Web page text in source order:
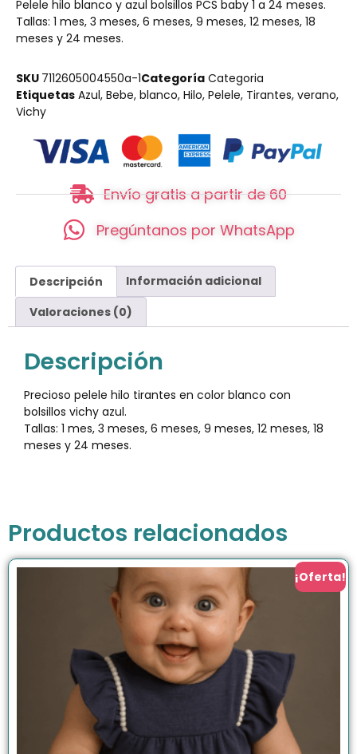
Pelele hilo blanco y azul bolsillos PCS baby 1 a 24 meses.
Tallas: 1 mes, 3 meses, 6 meses, 9 meses, 12 meses, 18
meses y 24 meses.
SKU 7112605004550a-1Categoría Categoria
Etiquetas Azul, Bebe, blanco, Hilo, Pelele, Tirantes, verano,
Vichy
Envío gratis a partir de 60
Pregúntanos por WhatsApp
Descripción
Información adicional
Valoraciones (0)
Descripción
Precioso pelele hilo tirantes en color blanco con
bolsillos vichy azul.
Tallas: 1 mes, 3 meses, 6 meses, 9 meses, 12 meses, 18
meses y 24 meses.
Productos relacionados
¡Oferta!